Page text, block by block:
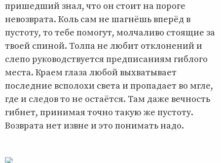
пришедший знал, что он стоит на пороге
невозврата. Коль сам не шагнёшь вперёд в
пустоту, то тебе помогут, молчаливо стоящие за
твоей спиной. Толпа не любит отклонений и
слепо руководствуется предписаниям гиблого
места. Краем глаза любой выхватывает
последние всполохи света и пропадает во мгле,
где и следов то не остаётся. Там даже вечность
гибнет, принимая точно такую же пустоту.
Возврата нет извне и это понимать надо.